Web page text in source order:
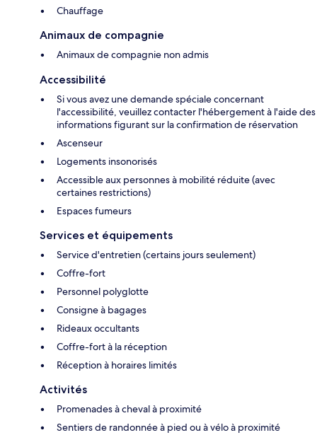
Chauffage
Animaux de compagnie
Animaux de compagnie non admis
Accessibilité
Si vous avez une demande spéciale concernant
l'accessibilité, veuillez contacter l'hébergement à l'aide des
informations figurant sur la confirmation de réservation
Ascenseur
Logements insonorisés
Accessible aux personnes à mobilité réduite (avec
certaines restrictions)
Espaces fumeurs
Services et équipements
Service d'entretien (certains jours seulement)
Coffre-fort
Personnel polyglotte
Consigne à bagages
Rideaux occultants
Coffre-fort à la réception
Réception à horaires limités
Activités
Promenades à cheval à proximité
Sentiers de randonnée à pied ou à vélo à proximité